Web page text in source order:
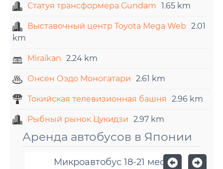
Статуя трансформера Gundam 1.65 km
Выставочный центр Toyota Mega Web 2.01
km
Miraikan 2.24 km
Онсен Оэдо Моногатари 2.61 km
Токийская телевизионная башня 2.96 km
Рыбный рынок Цукидзи 2.97 km
Аренда автобусов в Японии
Микроавтобус 18-21 мест